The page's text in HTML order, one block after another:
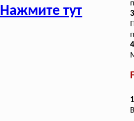
Нажмите тут